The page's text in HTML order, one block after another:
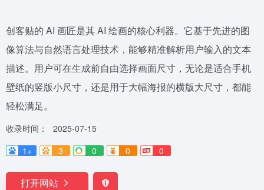
创客贴的 AI 画匠是其 AI 绘画的核心利器。它基于先进的图
像算法与自然语言处理技术，能够精准解析用户输入的文本
描述。用户可在生成前自由选择画面尺寸，无论是适合手机
壁纸的竖版小尺寸，还是用于大幅海报的横版大尺寸，都能
轻松满足。
收录时间：
2025-07-15
1+
3 0 0 0
打开网站